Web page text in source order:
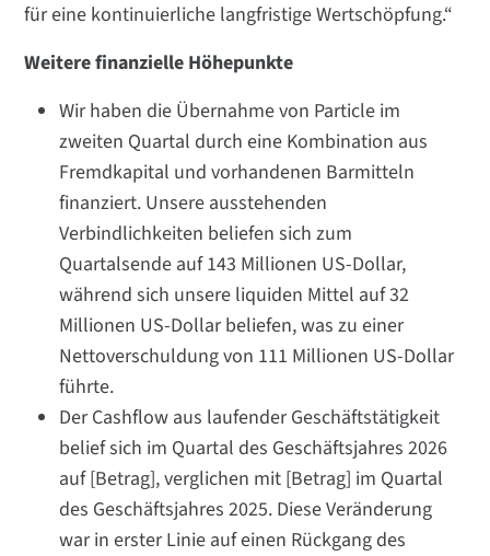
für eine kontinuierliche langfristige Wertschöpfung.“
Weitere finanzielle Höhepunkte
Wir haben die Übernahme von Particle im
zweiten Quartal durch eine Kombination aus
Fremdkapital und vorhandenen Barmitteln
finanziert. Unsere ausstehenden
Verbindlichkeiten beliefen sich zum
Quartalsende auf 143 Millionen US-Dollar,
während sich unsere liquiden Mittel auf 32
Millionen US-Dollar beliefen, was zu einer
Nettoverschuldung von 111 Millionen US-Dollar
führte.
Der Cashflow aus laufender Geschäftstätigkeit
belief sich im Quartal des Geschäftsjahres 2026
auf [Betrag], verglichen mit [Betrag] im Quartal
des Geschäftsjahres 2025. Diese Veränderung
war in erster Linie auf einen Rückgang des